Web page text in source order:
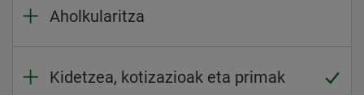
Aholkularitza
Kidetzea, kotizazioak eta primak